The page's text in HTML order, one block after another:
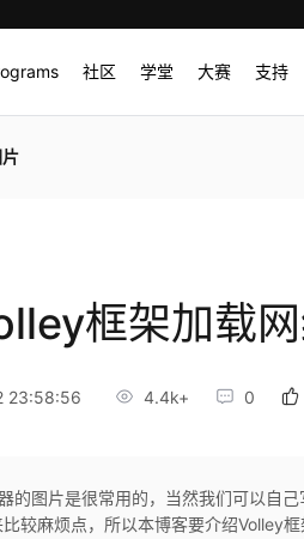
社区 学堂 大赛 支持
框架加载
23:58:56 4.4k+ 0
的图片是很常用的，当然我们可以自
较麻烦点，所以本博客要介绍Volley